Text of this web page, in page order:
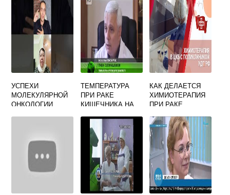
УСПЕХИ
МОЛЕКУЛЯРНОЙ
ОНКОЛОГИИ
ТЕМПЕРАТУРА
ПРИ РАКЕ
КИШЕЧНИКА НА
КАК ДЕЛАЕТСЯ
ХИМИОТЕРАПИЯ
ПРИ РАКЕ